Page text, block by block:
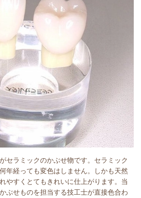
セラミックのかぶせ物です。セラミック
年経っても変色はしません。しかも天然
やすくとてもきれいに仕上がります。当
ぶせものを担当する技工士が直接色合わ